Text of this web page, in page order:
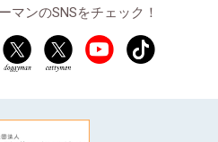
マンのSNSをチェック！